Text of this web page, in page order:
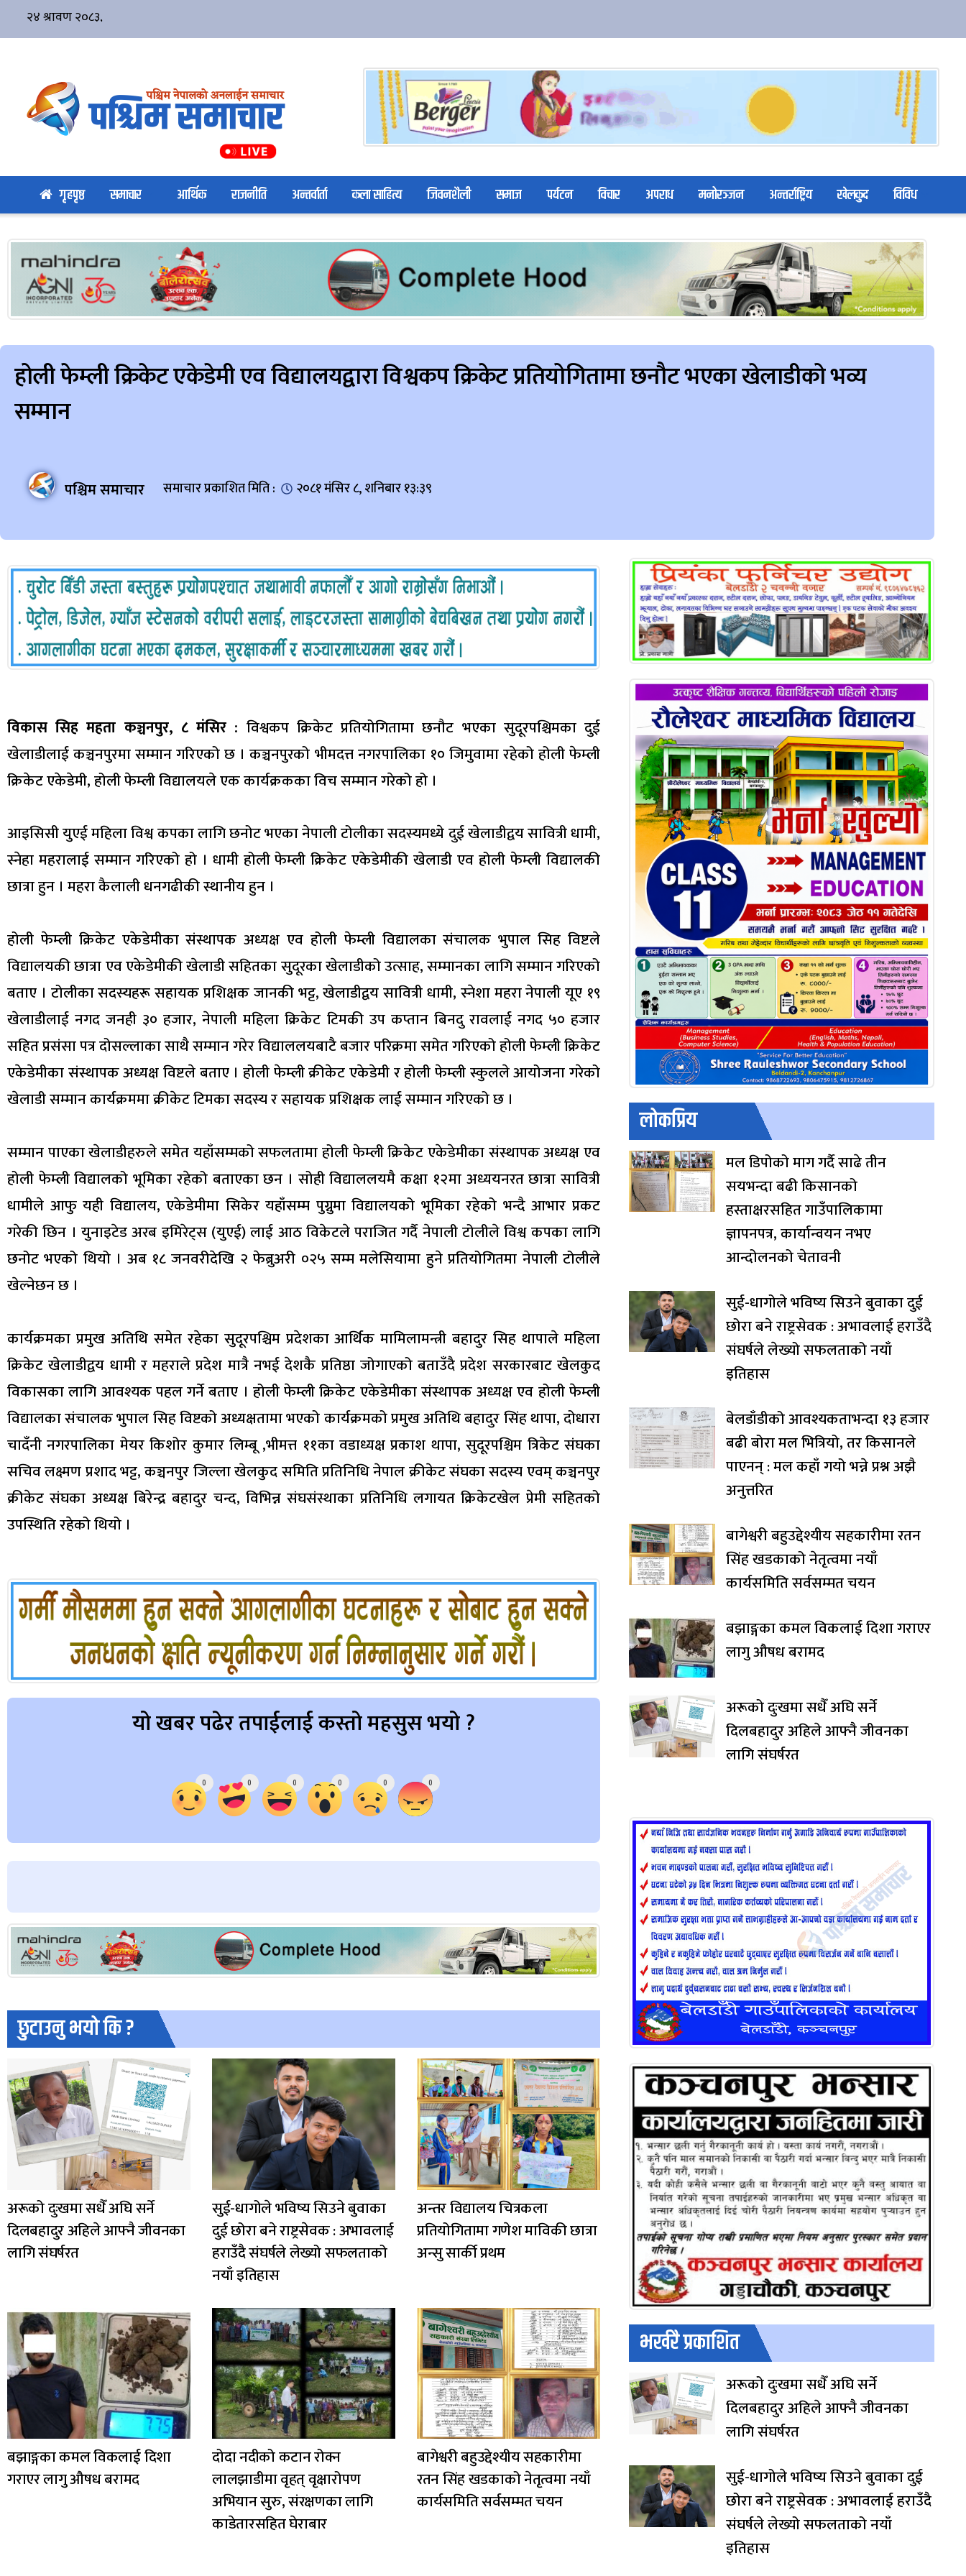
गृहपृष्ठ समाचार आर्थिक राजनीति अन्तर्वार्ता कला साहित्य जिवनशैली समाज पर्यटन विचार अपराध मनोरञ्जन अन्तर्राष्ट्रिय खेलकुद विविध
होली फेम्ली क्रिकेट एकेडेमी एव विद्यालयद्वारा विश्वकप क्रिकेट प्रतियोगितामा छनौट भएका खेलाडीको भव्य
सम्मान
पश्चिम समाचार समाचार प्रकाशित मिति : २०८१ मंसिर ८, शनिबार १३:३९
विकास सिह महता कञ्चनपुर, ८ मंसिर : विश्वकप क्रिकेट प्रतियोगितामा छनौट भएका सुदूरपश्चिमका दुई
खेलाडीलाई कञ्चनपुरमा सम्मान गरिएको छ । कञ्चनपुरको भीमदत्त नगरपालिका १० जिमुवामा रहेको होली फेम्ली
क्रिकेट एकेडेमी, होली फेम्ली विद्यालयले एक कार्यक्रकका विच सम्मान गरेको हो ।
आइसिसी युएई महिला विश्व कपका लागि छनोट भएका नेपाली टोलीका सदस्यमध्ये दुई खेलाडीद्वय सावित्री धामी,
स्नेहा महरालाई सम्मान गरिएको हो । धामी होली फेम्ली क्रिकेट एकेडेमीकी खेलाडी एव होली फेम्ली विद्यालकी
छात्रा हुन । महरा कैलाली धनगढीकी स्थानीय हुन ।
होली फेम्ली क्रिकेट एकेडेमीका संस्थापक अध्यक्ष एव होली फेम्ली विद्यालका संचालक भुपाल सिह विष्टले
विद्यालयकी छात्रा एव एकेडेमीकी खेलाडी सहितका सुदूरका खेलाडीको उत्साह, सम्मानका लागि सम्मान गरिएको
बताए । टोलीका सदस्यहरू सहायक प्रशिक्षक जानकी भट्ट, खेलाडीद्वय सावित्री धामी, स्नेशा महरा नेपाली यूए १९
खेलाडीलाई नगद जनही ३० हजार, नेपाली महिला क्रिकेट टिमकी उप कप्तान बिनदु रावलाई नगद ५० हजार
सहित प्रसंसा पत्र दोसल्लाका साथै सम्मान गरेर विद्याललयबाटै बजार परिक्रमा समेत गरिएको होली फेम्ली क्रिकेट
एकेडेमीका संस्थापक अध्यक्ष विष्टले बताए । होली फेम्ली क्रीकेट एकेडेमी र होली फेम्ली स्कुलले आयोजना गरेको
खेलाडी सम्मान कार्यक्रममा क्रीकेट टिमका सदस्य र सहायक प्रशिक्षक लाई सम्मान गरिएको छ ।
सम्मान पाएका खेलाडीहरुले समेत यहाँसम्मको सफलतामा होली फेम्ली क्रिकेट एकेडेमीका संस्थापक अध्यक्ष एव
होली फेम्ली विद्यालको भूमिका रहेको बताएका छन । सोही विद्याललयमै कक्षा १२मा अध्ययनरत छात्रा सावित्री
धामीले आफु यही विद्यालय, एकेडेमीमा सिकेर यहाँसम्म पुग्नुमा विद्यालयको भूमिका रहेको भन्दै आभार प्रकट
गरेकी छिन । युनाइटेड अरब इमिरेट्स (युएई) लाई आठ विकेटले पराजित गर्दै नेपाली टोलीले विश्व कपका लागि
छनोट भएको थियो । अब १८ जनवरीदेखि २ फेब्रुअरी ०२५ सम्म मलेसियामा हुने प्रतियोगितमा नेपाली टोलीले
खेल्नेछन छ ।
कार्यक्रमका प्रमुख अतिथि समेत रहेका सुदूरपश्चिम प्रदेशका आर्थिक मामिलामन्त्री बहादुर सिह थापाले महिला
क्रिकेट खेलाडीद्वय धामी र महराले प्रदेश मात्रै नभई देशकै प्रतिष्ठा जोगाएको बताउँदै प्रदेश सरकारबाट खेलकुद
विकासका लागि आवश्यक पहल गर्ने बताए । होली फेम्ली क्रिकेट एकेडेमीका संस्थापक अध्यक्ष एव होली फेम्ली
विद्यालका संचालक भुपाल सिह विष्टको अध्यक्षतामा भएको कार्यक्रमको प्रमुख अतिथि बहादुर सिंह थापा, दोधारा
चादँनी नगरपालिका मेयर किशोर कुमार लिम्बू ,भीमत्त ११का वडाध्यक्ष प्रकाश थापा, सुदूरपश्चिम त्रिकेट संघका
सचिव लक्ष्मण प्रशाद भट्ट, कञ्चनपुर जिल्ला खेलकुद समिति प्रतिनिधि नेपाल क्रीकेट संघका सदस्य एवम् कञ्चनपुर
क्रीकेट संघका अध्यक्ष बिरेन्द्र बहादुर चन्द, विभिन्न संघसंस्थाका प्रतिनिधि लगायत क्रिकेटखेल प्रेमी सहितको
उपस्थिति रहेको थियो ।
यो खबर पढेर तपाईलाई कस्तो महसुस भयो ?
0 0 0 0 0 0
छुटाउनु भयो कि ?
अरूको दुःखमा सधैँ अघि सर्ने
दिलबहादुर अहिले आफ्नै जीवनका
लागि संघर्षरत
सुई-धागोले भविष्य सिउने बुवाका
दुई छोरा बने राष्ट्रसेवक : अभावलाई
हराउँदै संघर्षले लेख्यो सफलताको
नयाँ इतिहास
अन्तर विद्यालय चित्रकला
प्रतियोगितामा गणेश माविकी छात्रा
अन्सु सार्की प्रथम
बझाङ्गका कमल विकलाई दिशा
गराएर लागु औषध बरामद
दोदा नदीको कटान रोक्न
लालझाडीमा वृहत् वृक्षारोपण
अभियान सुरु, संरक्षणका लागि
काडेतारसहित घेराबार
बागेश्वरी बहुउद्देश्यीय सहकारीमा
रतन सिंह खडकाको नेतृत्वमा नयाँ
कार्यसमिति सर्वसम्मत चयन
लोकप्रिय
मल डिपोको माग गर्दै साढे तीन
सयभन्दा बढी किसानको
हस्ताक्षरसहित गाउँपालिकामा
ज्ञापनपत्र, कार्यान्वयन नभए
आन्दोलनको चेतावनी
सुई-धागोले भविष्य सिउने बुवाका दुई
छोरा बने राष्ट्रसेवक : अभावलाई हराउँदै
संघर्षले लेख्यो सफलताको नयाँ
इतिहास
बेलडाँडीको आवश्यकताभन्दा १३ हजार
बढी बोरा मल भित्रियो, तर किसानले
पाएनन् : मल कहाँ गयो भन्ने प्रश्न अझै
अनुत्तरित
बागेश्वरी बहुउद्देश्यीय सहकारीमा रतन
सिंह खडकाको नेतृत्वमा नयाँ
कार्यसमिति सर्वसम्मत चयन
बझाङ्गका कमल विकलाई दिशा गराएर
लागु औषध बरामद
अरूको दुःखमा सधैँ अघि सर्ने
दिलबहादुर अहिले आफ्नै जीवनका
लागि संघर्षरत
भर्खरै प्रकाशित
अरूको दुःखमा सधैँ अघि सर्ने
दिलबहादुर अहिले आफ्नै जीवनका
लागि संघर्षरत
सुई-धागोले भविष्य सिउने बुवाका दुई
छोरा बने राष्ट्रसेवक : अभावलाई हराउँदै
संघर्षले लेख्यो सफलताको नयाँ
इतिहास